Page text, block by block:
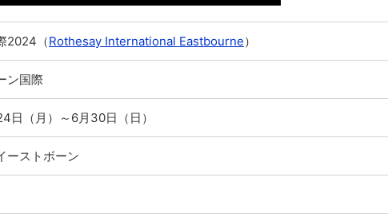
2024（Rothesay International Eastbourne）
ン国際
日（月）～6月30日（日）
ーストボーン